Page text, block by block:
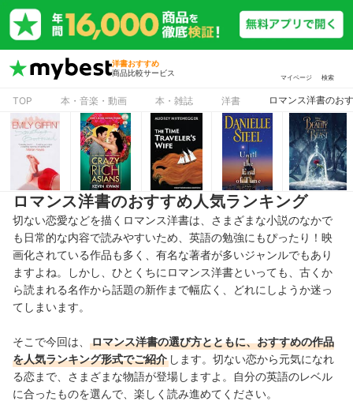
洋書おすすめ
商品比較サービス
マイページ 検索
TOP 本・音楽・動画 本・雑誌 洋書 ロマンス洋書のお
ロマンス洋書のおすすめ人気ランキング
切ない恋愛などを描くロマンス洋書は、さまざまな小説のなかで
も日常的な内容で読みやすいため、英語の勉強にもぴったり！映
画化されている作品も多く、有名な著者が多いジャンルでもあり
ますよね。しかし、ひとくちにロマンス洋書といっても、古くか
ら読まれる名作から話題の新作まで幅広く、どれにしようか迷っ
てしまいます。
そこで今回は、
ロマンス洋書の選び方とともに、おすすめの作品
を人気ランキング形式でご紹介 します。切ない恋から元気になれ
る恋まで、さまざまな物語が登場しますよ。自分の英語のレベル
に合ったものを選んで、楽しく読み進めてください。